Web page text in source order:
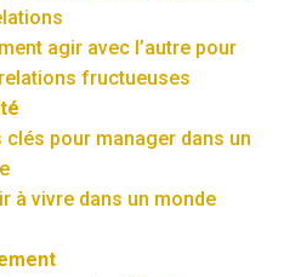
agir avec l’autre pour
fructueuses
clés pour manager dans un
à vivre dans un monde